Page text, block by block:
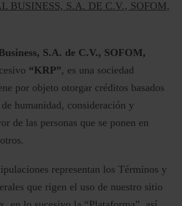
BUSINESS, S.A. DE C.V., SOFOM,
S.A. de C.V., SOFOM,
“KRP”, es una sociedad
por objeto otorgar créditos basados
humanidad, consideración y
de las personas que se ponen en
representan los Términos y
que rigen el uso de nuestro sitio